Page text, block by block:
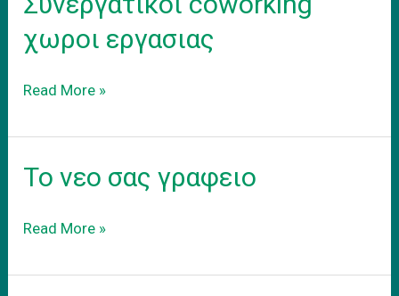
στα
χωροι εργασιας
Συνεργατικοι
χωροι
Read More »
Το νεο σας γραφειο
Το
σας
Read More »